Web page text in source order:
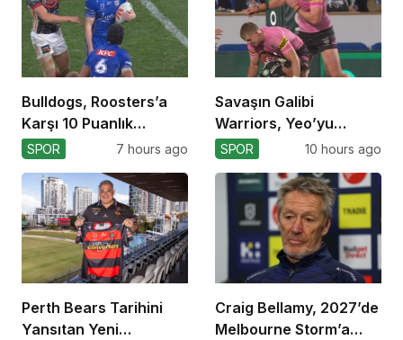
Bulldogs, Roosters’a
Karşı 10 Puanlık
Avantajı Yitirdi
SPOR 7 hours ago
Savaşın Galibi
Warriors, Yeo’yu
Kaybetti!
SPOR 10 hours ago
Perth Bears Tarihini
Yansıtan Yeni
Craig Bellamy, 2027’de
Melbourne Storm’a